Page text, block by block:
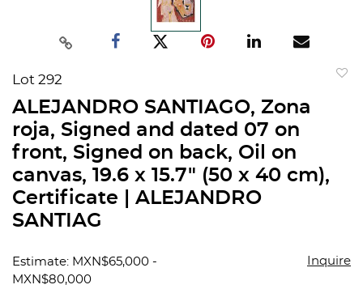
Lot 292
ALEJANDRO SANTIAGO, Zona
roja, Signed and dated 07 on
front, Signed on back, Oil on
canvas, 19.6 x 15.7" (50 x 40 cm),
Certificate | ALEJANDRO
SANTIAG
Estimate: MXN$65,000 -
MXN$80,000
Inquire